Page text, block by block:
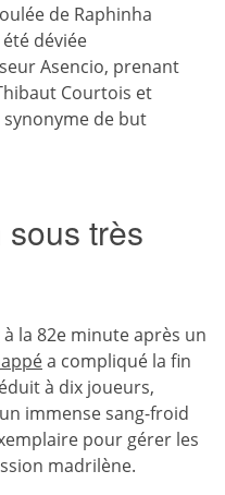
de Raphinha
déviée
Asencio, prenant
Courtois et
de but
très
à la 82e minute après un
a compliqué la fin
à dix joueurs,
immense sang-froid
pour gérer les
madrilène.